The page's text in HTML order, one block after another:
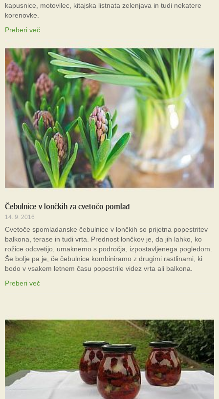
kapusnice, motovilec, kitajska listnata zelenjava in tudi nekatere
korenovke.
Preberi več
Čebulnice v lončkih za cvetočo pomlad
14. 9. 2016
Cvetoče spomladanske čebulnice v lončkih so prijetna popestritev
balkona, terase in tudi vrta. Prednost lončkov je, da jih lahko, ko
rožice odcvetijo, umaknemo s področja, izpostavljenega pogledom.
Še bolje pa je, če čebulnice kombiniramo z drugimi rastlinami, ki
bodo v vsakem letnem času popestrile videz vrta ali balkona.
Preberi več